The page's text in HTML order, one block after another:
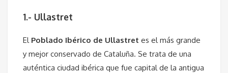
1.- Ullastret
El Poblado Ibérico de Ullastret es el más grande
y mejor conservado de Cataluña. Se trata de una
auténtica ciudad ibérica que fue capital de la antigua